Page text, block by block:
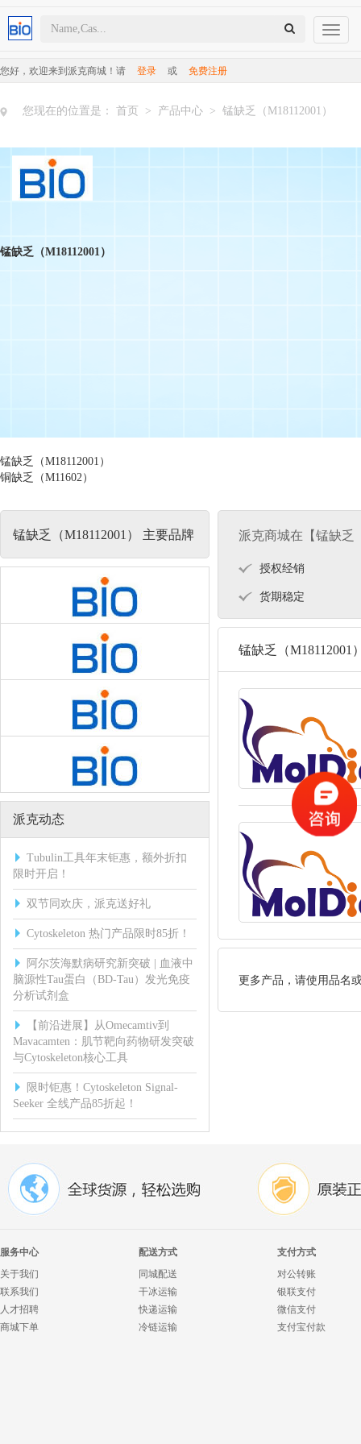
您好，欢迎来到派克商城！ 请 登录 或 免费注册
Toggle
您现在的位置是： 首页 > 产品中心 > 锰缺乏（M18112001）
锰缺乏（M18112001）
锰缺乏（M18112001）
铜缺乏（M11602）
锰缺乏（M18112001） 主要品牌
派克动态
Tubulin工具年末钜惠，额外折扣
限时开启！
双节同欢庆，派克送好礼
Cytoskeleton 热门产品限时85折！
阿尔茨海默病研究新突破 | 血液中
脑源性Tau蛋白（BD-Tau）发光免疫
分析试剂盒
【前沿进展】从Omecamtiv到
Mavacamten：肌节靶向药物研发突破
与Cytoskeleton核心工具
限时钜惠！Cytoskeleton Signal-
Seeker 全线产品85折起！
派克商城在【锰缺乏
授权经销
货期稳定
锰缺乏（M18112001
更多产品，请使用品名
服务中心
关于我们
联系我们
人才招聘
商城下单
配送方式
同城配送
干冰运输
快递运输
冷链运输
支付方式
对公转账
银联支付
微信支付
支付宝付款